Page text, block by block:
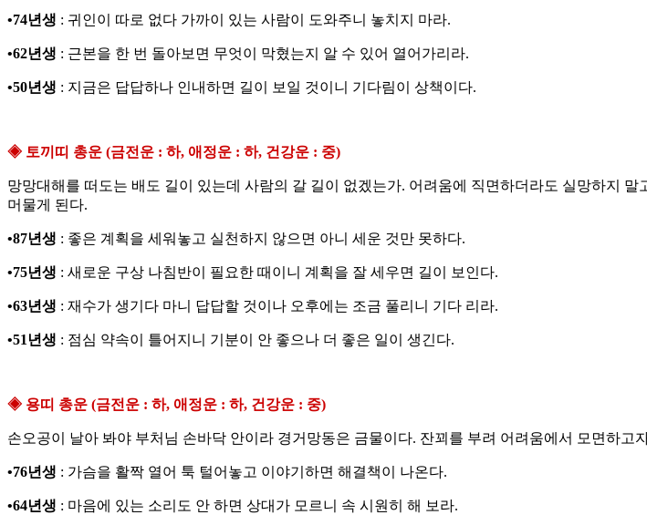
•74년생 : 귀인이 따로 없다 가까이 있는 사람이 도와주니 놓치지 마라.
•62년생 : 근본을 한 번 돌아보면 무엇이 막혔는지 알 수 있어 열어가리라.
•50년생 : 지금은 답답하나 인내하면 길이 보일 것이니 기다림이 상책이다.
◈ 토끼띠 총운 (금전운 : 하, 애정운 : 하, 건강운 : 중)
망망대해를 떠도는 배도 길이 있는데 사람의 갈 길이 없겠는가. 어려움에 직면하더라도 실망하지
머물게 된다.
•87년생 : 좋은 계획을 세워놓고 실천하지 않으면 아니 세운 것만 못하다.
•75년생 : 새로운 구상 나침반이 필요한 때이니 계획을 잘 세우면 길이 보인다.
•63년생 : 재수가 생기다 마니 답답할 것이나 오후에는 조금 풀리니 기다 리라.
•51년생 : 점심 약속이 틀어지니 기분이 안 좋으나 더 좋은 일이 생긴다.
◈ 용띠 총운 (금전운 : 하, 애정운 : 하, 건강운 : 중)
손오공이 날아 봐야 부처님 손바닥 안이라 경거망동은 금물이다. 잔꾀를 부려 어려움에서 모면하
•76년생 : 가슴을 활짝 열어 툭 털어놓고 이야기하면 해결책이 나온다.
•64년생 : 마음에 있는 소리도 안 하면 상대가 모르니 속 시원히 해 보라.